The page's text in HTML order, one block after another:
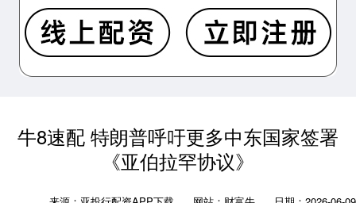
牛8速配 特朗普呼吁更多中东国家签署
《亚伯拉罕协议》